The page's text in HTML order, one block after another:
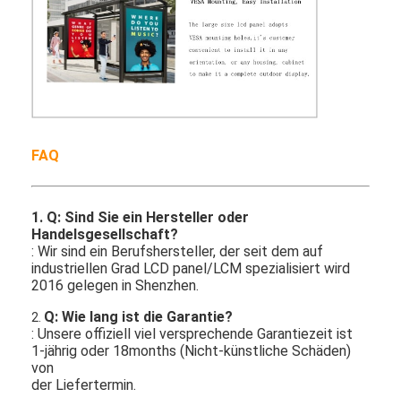
FAQ
1. Q: Sind Sie ein Hersteller oder
Handelsgesellschaft?
: Wir sind ein Berufshersteller, der seit dem auf
industriellen Grad LCD panel/LCM spezialisiert wird
2016 gelegen in Shenzhen.
2. Q: Wie lang ist die Garantie?
: Unsere offiziell viel versprechende Garantiezeit ist
1-jährig oder 18months (Nicht-künstliche Schäden)
von
der Liefertermin.